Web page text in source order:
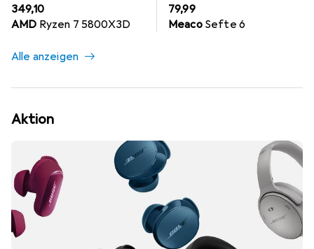
EUR
349,10
AMD Ryzen 7 5800X3D
EUR
79,99
Meaco Sefte 6
Alle anzeigen
Aktion